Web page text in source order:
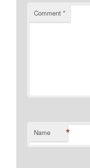
Comment*
Name *